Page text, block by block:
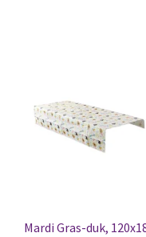
Mardi Gras-duk,